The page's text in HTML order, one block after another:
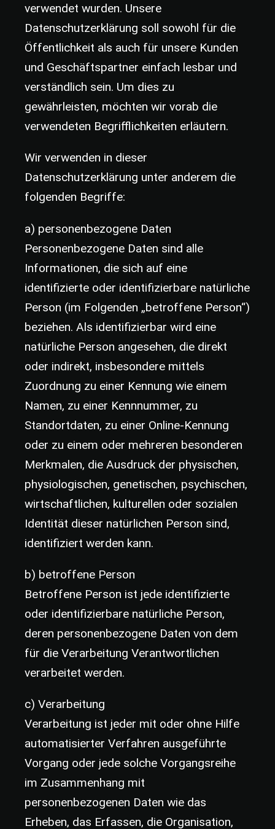
verwendet wurden. Unsere
Datenschutzerklärung soll sowohl für die
Öffentlichkeit als auch für unsere Kunden
und Geschäftspartner einfach lesbar und
verständlich sein. Um dies zu
gewährleisten, möchten wir vorab die
verwendeten Begrifflichkeiten erläutern.
Wir verwenden in dieser
Datenschutzerklärung unter anderem die
folgenden Begriffe:
a) personenbezogene Daten
Personenbezogene Daten sind alle
Informationen, die sich auf eine
identifizierte oder identifizierbare natürliche
Person (im Folgenden „betroffene Person“)
beziehen. Als identifizierbar wird eine
natürliche Person angesehen, die direkt
oder indirekt, insbesondere mittels
Zuordnung zu einer Kennung wie einem
Namen, zu einer Kennnummer, zu
Standortdaten, zu einer Online-Kennung
oder zu einem oder mehreren besonderen
Merkmalen, die Ausdruck der physischen,
physiologischen, genetischen, psychischen,
wirtschaftlichen, kulturellen oder sozialen
Identität dieser natürlichen Person sind,
identifiziert werden kann.
b) betroffene Person
Betroffene Person ist jede identifizierte
oder identifizierbare natürliche Person,
deren personenbezogene Daten von dem
für die Verarbeitung Verantwortlichen
verarbeitet werden.
c) Verarbeitung
Verarbeitung ist jeder mit oder ohne Hilfe
automatisierter Verfahren ausgeführte
Vorgang oder jede solche Vorgangsreihe
im Zusammenhang mit
personenbezogenen Daten wie das
Erheben, das Erfassen, die Organisation,